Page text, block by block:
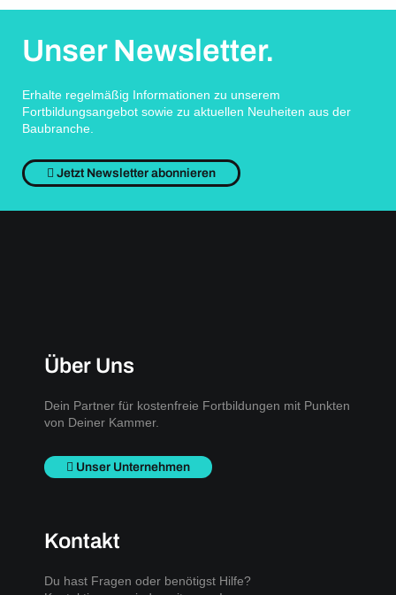
Unser Newsletter.
Erhalte regelmäßig Informationen zu unserem
Fortbildungsangebot sowie zu aktuellen Neuheiten aus der
Baubranche.
Jetzt Newsletter abonnieren
Über Uns
Dein Partner für kostenfreie Fortbildungen mit Punkten
von Deiner Kammer.
Unser Unternehmen
Kontakt
Du hast Fragen oder benötigst Hilfe?